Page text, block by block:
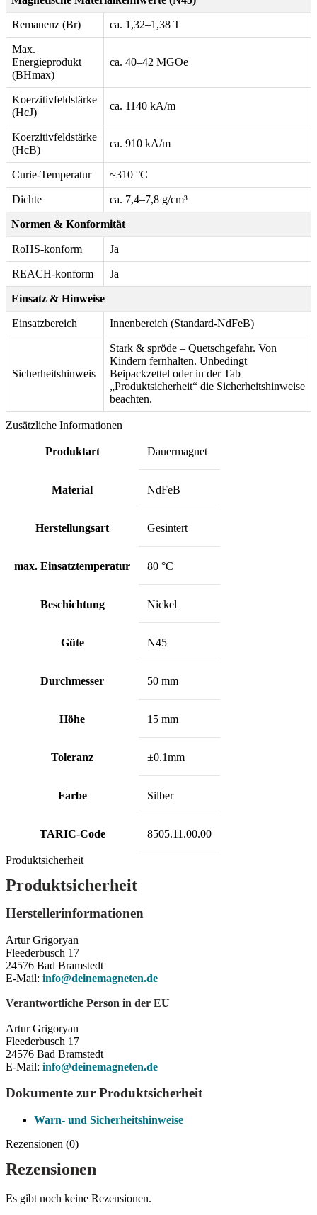
Remanenz (Br) ca. 1,32–1,38 T
Max.
Energieprodukt
(BHmax)
ca. 40–42 MGOe
Koerzitivfeldstärke
(HcJ)
ca. 1140 kA/m
Koerzitivfeldstärke
(HcB)
ca. 910 kA/m
Curie-Temperatur ~310 °C
Dichte ca. 7,4–7,8 g/cm³
Normen & Konformität
RoHS-konform Ja
REACH-konform Ja
Einsatz & Hinweise
Einsatzbereich Innenbereich (Standard-NdFeB)
Sicherheitshinweis
Stark & spröde – Quetschgefahr. Von
Kindern fernhalten. Unbedingt
Beipackzettel oder in der Tab
„Produktsicherheit“ die Sicherheitshinweise
beachten.
Zusätzliche Informationen
Produktart Dauermagnet
Material NdFeB
Herstellungsart Gesintert
max. Einsatztemperatur 80 °C
Beschichtung Nickel
Güte N45
Durchmesser 50 mm
Höhe 15 mm
Toleranz ±0.1mm
Farbe Silber
TARIC-Code 8505.11.00.00
Produktsicherheit
Produktsicherheit
Herstellerinformationen
Artur Grigoryan
Fleederbusch 17
24576 Bad Bramstedt
E-Mail: info@deinemagneten.de
Verantwortliche Person in der EU
Artur Grigoryan
Fleederbusch 17
24576 Bad Bramstedt
E-Mail: info@deinemagneten.de
Dokumente zur Produktsicherheit
Warn- und Sicherheitshinweise
Rezensionen (0)
Rezensionen
Es gibt noch keine Rezensionen.